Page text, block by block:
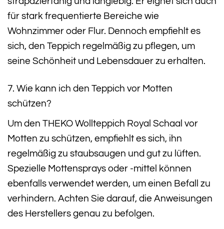
für stark frequentierte Bereiche wie
Wohnzimmer oder Flur. Dennoch empfiehlt es
sich, den Teppich regelmäßig zu pflegen, um
seine Schönheit und Lebensdauer zu erhalten.
7. Wie kann ich den Teppich vor Motten
schützen?
Um den THEKO Wollteppich Royal Schaal vor
Motten zu schützen, empfiehlt es sich, ihn
regelmäßig zu staubsaugen und gut zu lüften.
Spezielle Mottensprays oder -mittel können
ebenfalls verwendet werden, um einen Befall zu
verhindern. Achten Sie darauf, die Anweisungen
des Herstellers genau zu befolgen.